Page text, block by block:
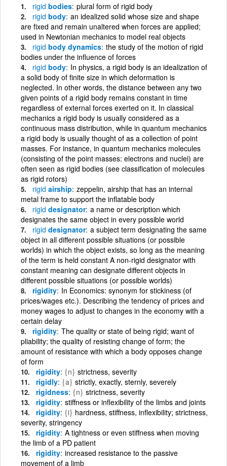
rigid bodies plural form of rigid body
rigid body an idealized solid whose size and shape
are fixed and remain unaltered when forces are applied;
used in Newtonian mechanics to model real objects
rigid body dynamics the study of the motion of rigid
bodies under the influence of forces
rigid body In physics, a rigid body is an idealization of
a solid body of finite size in which deformation is
neglected. In other words, the distance between any two
given points of a rigid body remains constant in time
regardless of external forces exerted on it. In classical
mechanics a rigid body is usually considered as a
continuous mass distribution, while in quantum mechanics
a rigid body is usually thought of as a collection of point
masses. For instance, in quantum mechanics molecules
(consisting of the point masses: electrons and nuclei) are
often seen as rigid bodies (see classification of molecules
as rigid rotors)
rigid airship zeppelin, airship that has an internal
metal frame to support the inflatable body
rigid designator a name or description which
designates the same object in every possible world
rigid designator a subject term designating the same
object in all different possible situations (or possible
worlds) in which the object exists, so long as the meaning
of the term is held constant A non-rigid designator with
constant meaning can designate different objects in
different possible situations (or possible worlds)
rigidity In Economics: synonym for stickiness (of
prices/wages etc.). Describing the tendency of prices and
money wages to adjust to changes in the economy with a
certain delay
rigidity The quality or state of being rigid; want of
pliability; the quality of resisting change of form; the
amount of resistance with which a body opposes change
of form
rigidity {n} strictness, severity
rigidly {a} strictly, exactly, sternly, severely
rigidness {n} strictness, severity
rigidity stiffness or inflexibility of the limbs and joints
rigidity {i} hardness, stiffness, inflexibility; strictness,
severity, stringency
rigidity A tightness or even stiffness when moving
the limb of a PD patient
rigidity increased resistance to the passive
movement of a limb